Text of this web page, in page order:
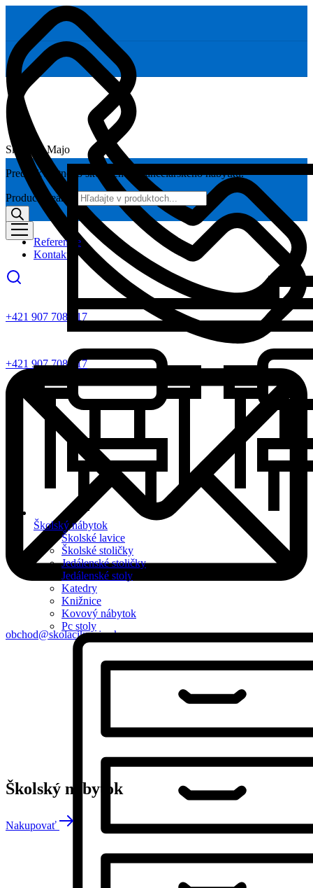
+421 907 708 817
obchod@skolacikmajo.sk
+421 907 708 817
Skoláčik Majo
Predaj kvalitného školského a kancelárskeho nábytku.
Products search
Referencie
Kontakt
Školský nábytok
Školské lavice
Školské stoličky
Jedálenské stoličky
Jedálenské stoly
Katedry
Knižnice
Kovový nábytok
Pc stoly
Školský nábytok
Nakupovať